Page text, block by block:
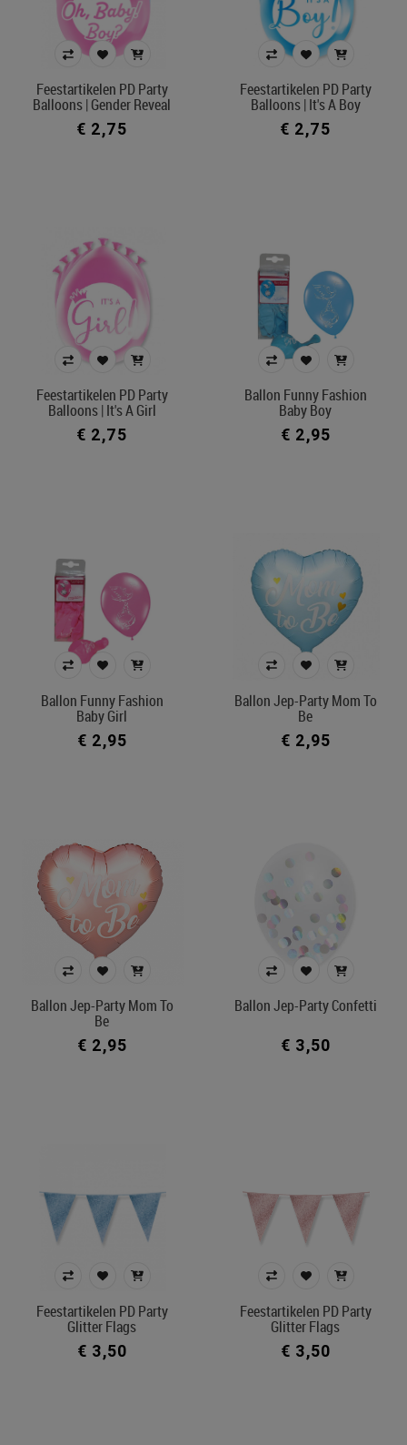
Feestartikelen PD Party
Balloons | Gender Reveal
€ 2,75
Feestartikelen PD Party
Balloons | It's A Boy
€ 2,75
Feestartikelen PD Party
Balloons | It's A Girl
€ 2,75
Ballon Funny Fashion
Baby Boy
€ 2,95
Ballon Funny Fashion
Baby Girl
€ 2,95
Ballon Jep-Party Mom To
Be
€ 2,95
Ballon Jep-Party Mom To
Be
€ 2,95
Ballon Jep-Party Confetti
€ 3,50
Feestartikelen PD Party
Glitter Flags
€ 3,50
Feestartikelen PD Party
Glitter Flags
€ 3,50